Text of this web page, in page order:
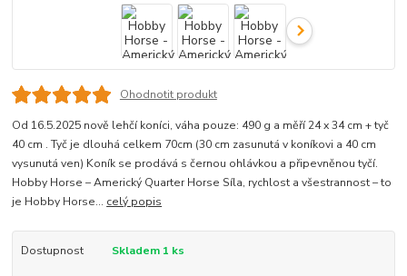
Ohodnotit produkt
Od 16.5.2025 nově lehčí koníci, váha pouze: 490 g a měří 24 x 34 cm + tyč
40 cm . Tyč je dlouhá celkem 70cm (30 cm zasunutá v koníkovi a 40 cm
vysunutá ven) Koník se prodává s černou ohlávkou a připevněnou tyčí.
Hobby Horse – Americký Quarter Horse Síla, rychlost a všestrannost – to
je Hobby Horse... celý popis
Dostupnost Skladem 1 ks